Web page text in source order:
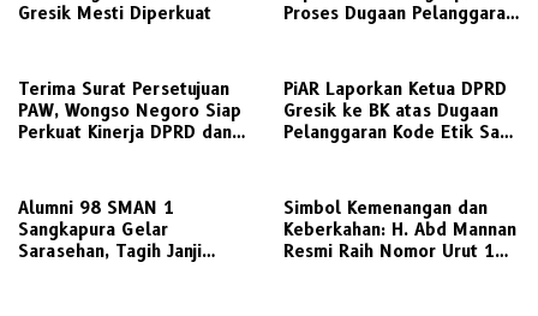
Gresik Mesti Diperkuat
Proses Dugaan Pelanggaran
Terima Surat Persetujuan
PAW, Wongso Negoro Siap
Perkuat Kinerja DPRD dan
PiAR Laporkan Ketua DPRD
Gresik ke BK atas Dugaan
Pelanggaran Kode Etik Saat
Alumni 98 SMAN 1
Sangkapura Gelar
Sarasehan, Tagih Janji
Simbol Kemenangan dan
Keberkahan: H. Abd Mannan
Resmi Raih Nomor Urut 1